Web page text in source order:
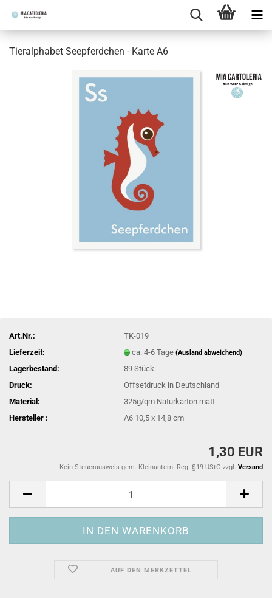
Tieralphabet Seepferdchen - Karte A6
Art.Nr.:
TK-019
Lieferzeit:
ca. 4-6 Tage(Ausland abweichend)
Lagerbestand: 89Stück
Druck:
Offsetdruck in Deutschland
Material:
325g/qm Naturkarton matt
Hersteller :
A6 10,5 x 14,8 cm
1,30 EUR
Kein Steuerausweis gem. Kleinuntern.-Reg. §19 UStG zzgl. Versand
AUF DEN MERKZETTEL